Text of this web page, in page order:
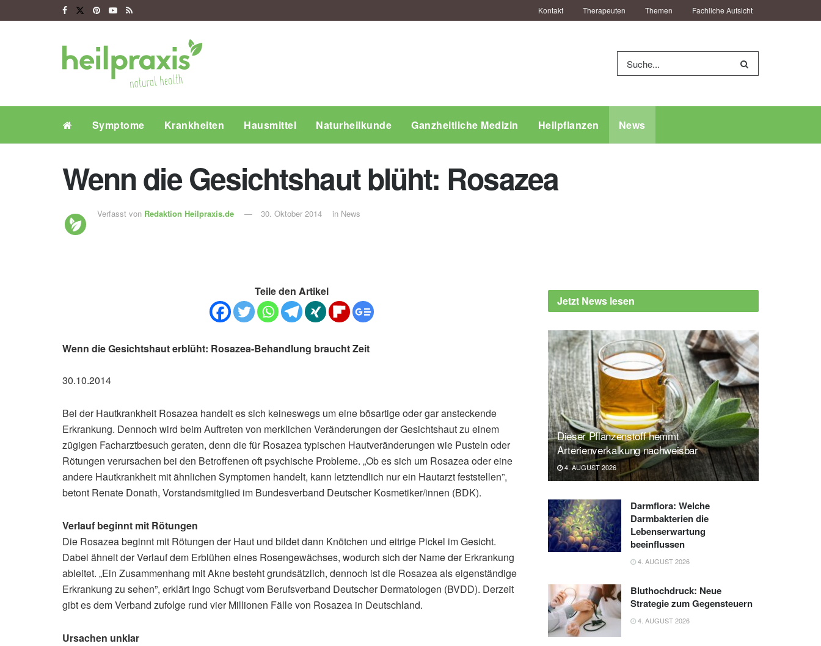
Kontakt Therapeuten Themen Fachliche Aufsicht
Symptome Krankheiten Hausmittel Naturheilkunde Ganzheitliche Medizin Heilpflanzen News
Wenn die Gesichtshaut blüht: Rosazea
Verfasst von Redaktion Heilpraxis.de 30. Oktober 2014 in News
Teile den Artikel
Wenn die Gesichtshaut erblüht: Rosazea-Behandlung braucht Zeit
30.10.2014
Bei der Hautkrankheit Rosazea handelt es sich keineswegs um eine bösartige oder gar ansteckende
Erkrankung. Dennoch wird beim Auftreten von merklichen Veränderungen der Gesichtshaut zu einem
zügigen Facharztbesuch geraten, denn die für Rosazea typischen Hautveränderungen wie Pusteln oder
Rötungen verursachen bei den Betroffenen oft psychische Probleme. „Ob es sich um Rosazea oder eine
andere Hautkrankheit mit ähnlichen Symptomen handelt, kann letztendlich nur ein Hautarzt feststellen”,
betont Renate Donath, Vorstandsmitglied im Bundesverband Deutscher Kosmetiker/innen (BDK).
Verlauf beginnt mit Rötungen
Die Rosazea beginnt mit Rötungen der Haut und bildet dann Knötchen und eitrige Pickel im Gesicht.
Dabei ähnelt der Verlauf dem Erblühen eines Rosengewächses, wodurch sich der Name der Erkrankung
ableitet. „Ein Zusammenhang mit Akne besteht grundsätzlich, dennoch ist die Rosazea als eigenständige
Erkrankung zu sehen”, erklärt Ingo Schugt vom Berufsverband Deutscher Dermatologen (BVDD). Derzeit
gibt es dem Verband zufolge rund vier Millionen Fälle von Rosazea in Deutschland.
Ursachen unklar
Jetzt News lesen
Dieser Pflanzenstoff hemmt
Arterienverkalkung nachweisbar
4. AUGUST 2026
Darmflora: Welche
Darmbakterien die
Lebenserwartung
beeinflussen
4. AUGUST 2026
Bluthochdruck: Neue
Strategie zum Gegensteuern
4. AUGUST 2026